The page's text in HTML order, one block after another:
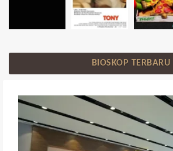
BIOSKOP TERBARU